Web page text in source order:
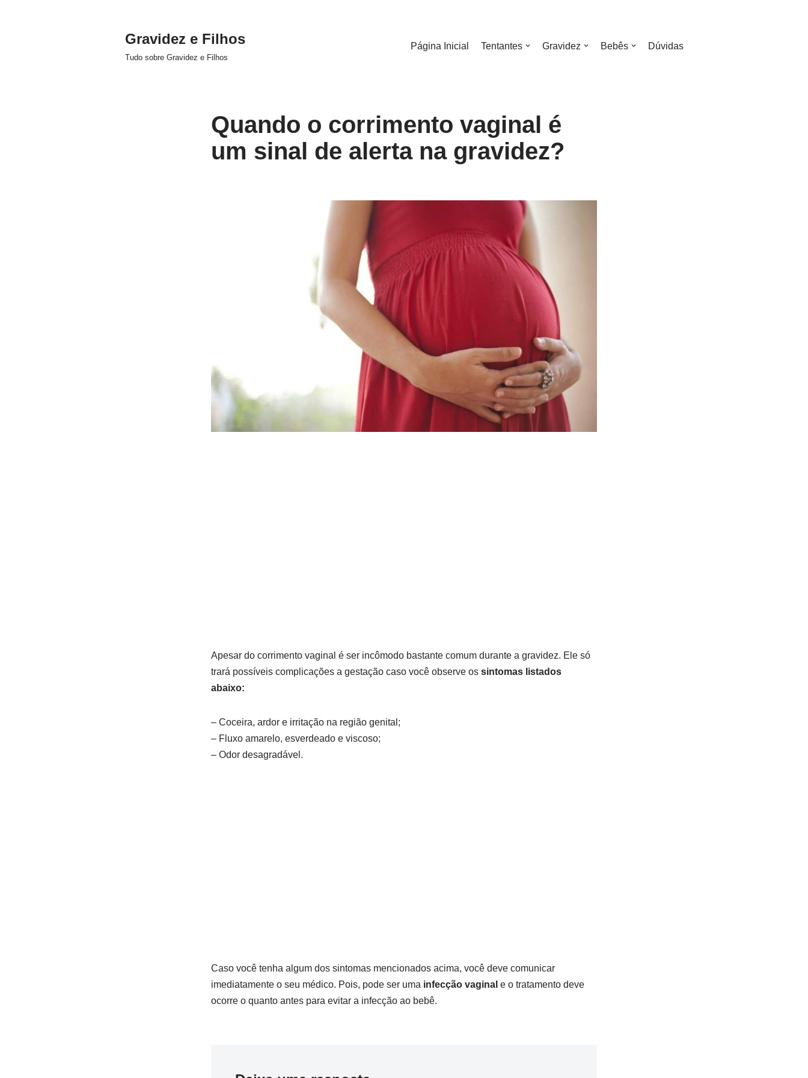
Gravidez e Filhos
Tudo sobre Gravidez e Filhos
Página Inicial Tentantes Gravidez Bebês Dúvidas
Quando o corrimento vaginal é
um sinal de alerta na gravidez?
Apesar do corrimento vaginal é ser incômodo bastante comum durante a gravidez. Ele só
trará possíveis complicações a gestação caso você observe ossintomas listados
abaixo:
– Coceira, ardor e irritação na região genital;
– Fluxo amarelo, esverdeado e viscoso;
– Odor desagradável.
Caso você tenha algum dos sintomas mencionados acima, você deve comunicar
imediatamente o seu médico. Pois, pode ser uma infecção vaginal e o tratamento deve
ocorre o quanto antes para evitar a infecção ao bebê.